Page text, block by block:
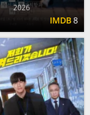
2026
8